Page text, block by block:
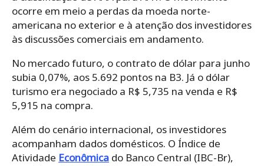
ocorre em meio a perdas da moeda norte-
americana no exterior e à atenção dos investidores
às discussões comerciais em andamento.
No mercado futuro, o contrato de dólar para junho
subia 0,07%, aos 5.692 pontos na B3. Já o dólar
turismo era negociado a R$ 5,735 na venda e R$
5,915 na compra.
Além do cenário internacional, os investidores
acompanham dados domésticos. O Índice de
Atividade Econômica do Banco Central (IBC-Br),